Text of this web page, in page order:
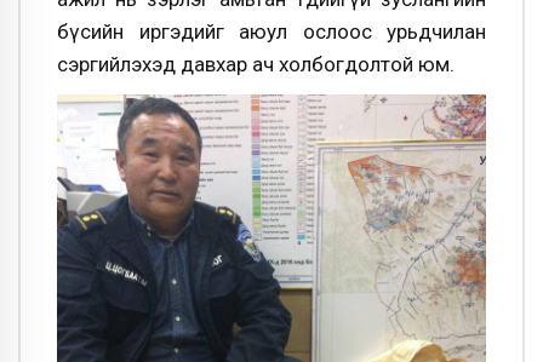
бүсийн иргэдийг аюул ослоос урьдчилан
сэргийлэхэд давхар ач холбогдолтой юм.